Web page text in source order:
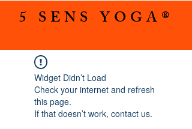
5 SENS YOGA®
Widget Didn’t Load
Check your internet and refresh
this page.
If that doesn’t work, contact us.